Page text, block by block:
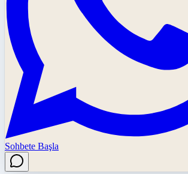
Sohbete Başla